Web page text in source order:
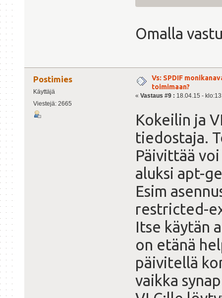
Omalla
Postimies
Käyttäjä
Viestejä: 2665
Vs: SPDIF
toimimaan?
« Vastaus #9 : 18.04.15 -
Kokeilin ja
tiedostaja.
Päivittää
aluksi apt-
Esim
restricted-
Itse käytän
on etänä
päivitellä
vaikka